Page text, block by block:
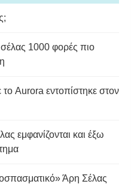
1000 φορές πιο
Aurora εντοπίστηκε στον
εμφανίζονται και έξω
Άρη Σέλας